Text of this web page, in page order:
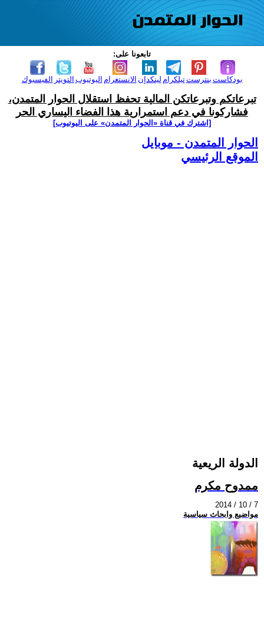
تابعونا على:
الفيسبوك التويتر اليوتيوب الانستغرام لينكدإن تيلكرامبنترست بودكاست
تبرعاتكم وتبرعاتكن المالية تحفظ استقلال الحوار المتمدن،
فشاركونا في دعم استمرارية هذا الفضاء اليساري الحر
[اشترك في قناة ‫«الحوار المتمدن» على اليوتيوب]
الحوار المتمدن - موبايل
الموقع الرئيسي
الدولة الريعية
ممدوح مكرم
2014 / 10 / 7
مواضيع وابحاث سياسية